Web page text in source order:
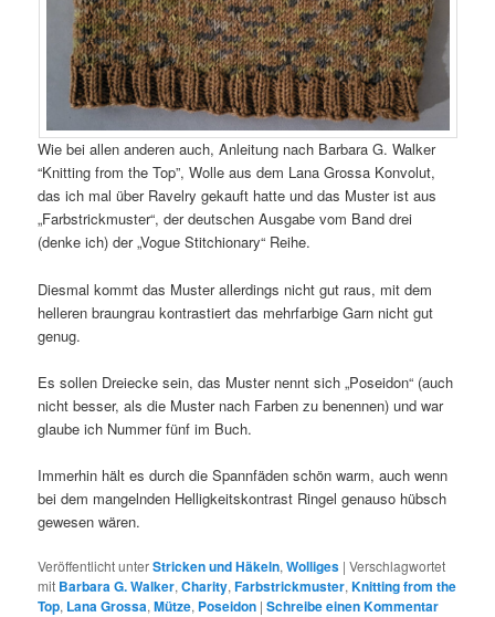
Wie bei allen anderen auch, Anleitung nach Barbara G. Walker
“Knitting from the Top”, Wolle aus dem Lana Grossa Konvolut,
das ich mal über Ravelry gekauft hatte und das Muster ist aus
„Farbstrickmuster“, der deutschen Ausgabe vom Band drei
(denke ich) der „Vogue Stitchionary“ Reihe.
Diesmal kommt das Muster allerdings nicht gut raus, mit dem
helleren braungrau kontrastiert das mehrfarbige Garn nicht gut
genug.
Es sollen Dreiecke sein, das Muster nennt sich „Poseidon“ (auch
nicht besser, als die Muster nach Farben zu benennen) und war
glaube ich Nummer fünf im Buch.
Immerhin hält es durch die Spannfäden schön warm, auch wenn
bei dem mangelnden Helligkeitskontrast Ringel genauso hübsch
gewesen wären.
Veröffentlicht unterStricken und Häkeln,Wolliges |Verschlagwortet
mit Barbara G. Walker,Charity,Farbstrickmuster,Knitting from the
Top, Lana Grossa,Mütze, Poseidon |Schreibe einen Kommentar